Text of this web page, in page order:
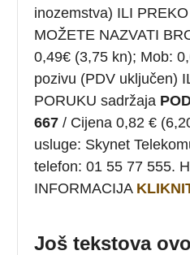
inozemstva) ILI
MOŽETE NAZVATI
0,49€ (3,75 kn); Mob:
pozivu (PDV uključen)
PORUKU sadržaja
667 / Cijena 0,82 €
usluge: Skynet
telefon: 01 55 77 555.
INFORMACIJA
Još tekstova